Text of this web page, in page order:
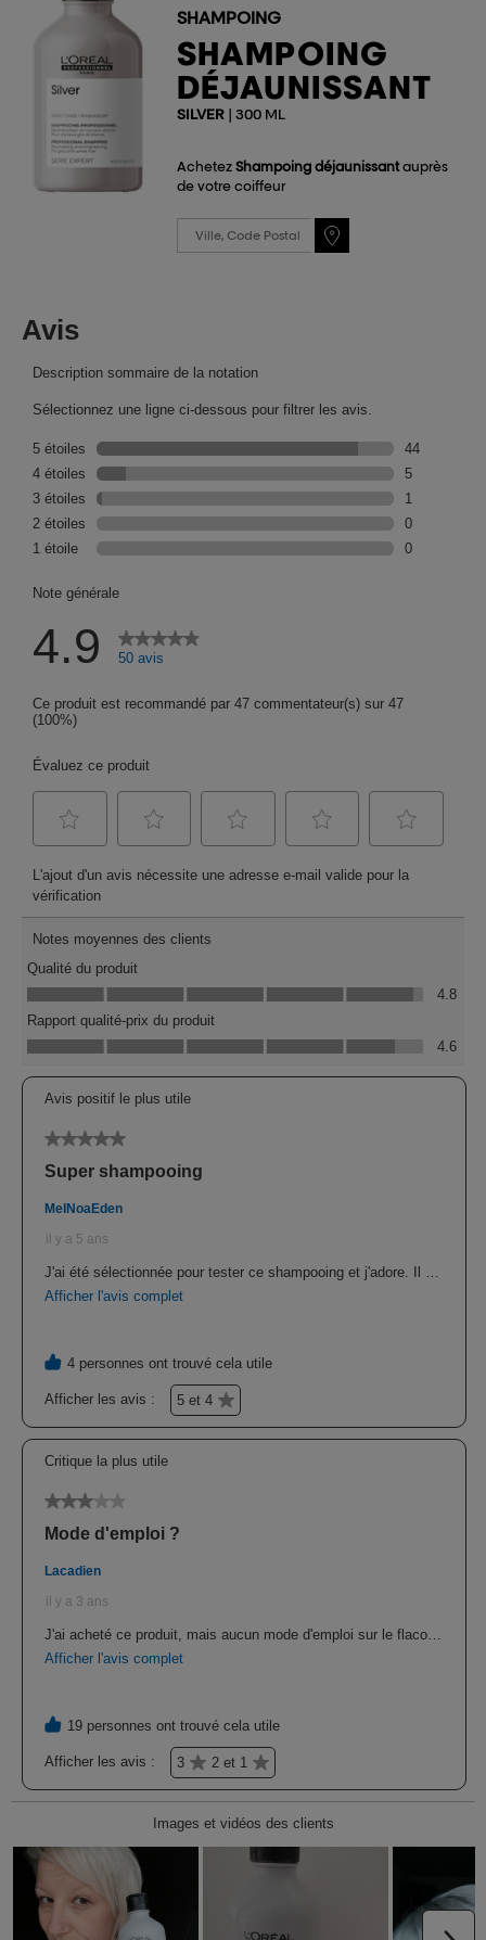
SHAMPOING
SHAMPOING
DÉJAUNISSANT
SILVER| 300 ML
Achetez Shampoing déjaunissantauprès
de votre coiffeur